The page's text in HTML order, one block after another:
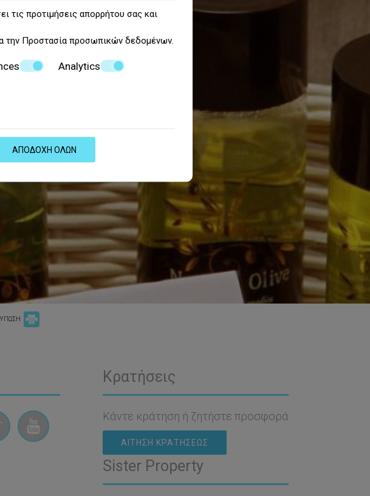
στο Galini Oia
ΚΡΆΤΗΣΗ
Κρατήσεις
Κάντε κράτηση ή ζητήστε προσφορά
ΑΊΤΗΣΗ ΚΡΑΤΉΣΕΩΣ
Sister Property
τις προτιμήσεις απορρήτου σας και
την Προστασία προσωπικών δεδομένων
Analytics
ΑΠΟΔΟΧΉ ΌΛΩΝ